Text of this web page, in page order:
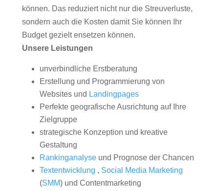
können. Das reduziert nicht nur die Streuverluste,
sondern auch die Kosten damit Sie können Ihr
Budget gezielt ensetzen können.
Unsere Leistungen
unverbindliche Erstberatung
Erstellung und Programmierung von
Websites und Landingpages
Perfekte geografische Ausrichtung auf Ihre
Zielgruppe
strategische Konzeption und kreative
Gestaltung
Rankinganalyseund Prognose der Chancen
Textentwicklung , Social Media Marketing
(SMM) und Contentmarketing